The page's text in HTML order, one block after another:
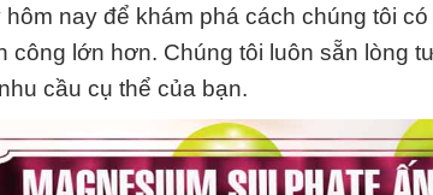
nay để khám phá cách chúng tôi có
lớn hơn. Chúng tôi luôn sẵn lòng
cầu cụ thể của bạn.